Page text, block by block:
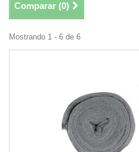
Comparar (0)
Mostrando 1 - 6 de 6